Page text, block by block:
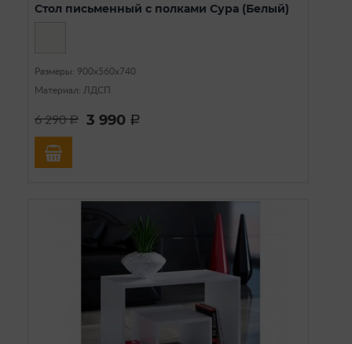
Стол письменный с полками Сура (Белый)
Размеры: 900х560х740
Материал: ЛДСП
6 290a 3 990 a